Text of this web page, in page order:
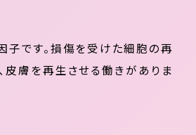
子です。損傷を受けた細胞の再
皮膚を再生させる働きがありま